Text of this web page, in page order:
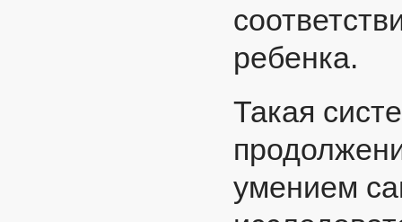
ребенка.
Такая
умением